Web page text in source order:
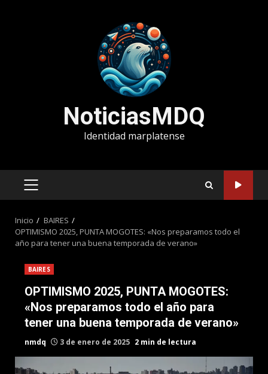
NoticiasMDQ
Identidad marplatense
MENÚ
Inicio
BAIRES
OPTIMISMO 2025, PUNTA MOGOTES: «Nos preparamos todo el
año para tener una buena temporada de verano»
BAIRES
OPTIMISMO 2025, PUNTA MOGOTES:
«Nos preparamos todo el año para
tener una buena temporada de verano»
nmdq 3 de enero de 2025 2 min de lectura